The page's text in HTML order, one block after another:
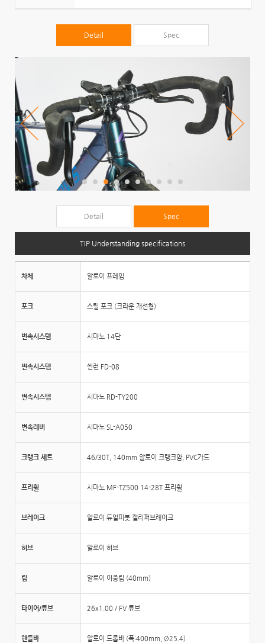
Detail Spec
Detail Spec
TIP Understanding specifications
차체 알로이 프레임
포크 스틸 포크 (크라운 개선형)
변속시스템 시마노 14단
변속시스템 썬런 FD-08
변속시스템 시마노 RD-TY200
변속레버 시마노 SL-A050
크랭크 세트 46/30T, 140mm 알로이 크랭크암, PVC가드
프리휠 시마노 MF-TZ500 14-28T 프리휠
브레이크 알로이 듀얼피봇 캘리퍼브레이크
허브 알로이 허브
림 알로이 이중림 (40mm)
타이어/튜브 26x1.00 / FV 튜브
핸들바 알로이 드롭바 (폭:400mm, Ø25.4)